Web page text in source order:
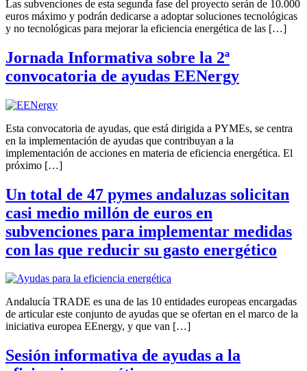
Las subvenciones de esta segunda fase del proyecto serán de 10.000
euros máximo y podrán dedicarse a adoptar soluciones tecnológicas
y no tecnológicas para mejorar la eficiencia energética de las […]
Jornada Informativa sobre la 2ª
convocatoria de ayudas EENergy
Esta convocatoria de ayudas, que está dirigida a PYMEs, se centra
en la implementación de ayudas que contribuyan a la
implementación de acciones en materia de eficiencia energética. El
próximo […]
Un total de 47 pymes andaluzas solicitan
casi medio millón de euros en
subvenciones para implementar medidas
con las que reducir su gasto energético
Andalucía TRADE es una de las 10 entidades europeas encargadas
de articular este conjunto de ayudas que se ofertan en el marco de la
iniciativa europea EEnergy, y que van […]
Sesión informativa de ayudas a la